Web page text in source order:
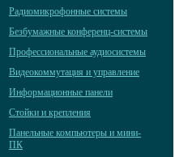
Радиомикрофонные системы
Безбумажные конференц-системы
Профессиональные аудиосистемы
Видеокоммутация и управление
Информационные панели
Стойки и крепления
Панельные компьютеры и мини-
ПК